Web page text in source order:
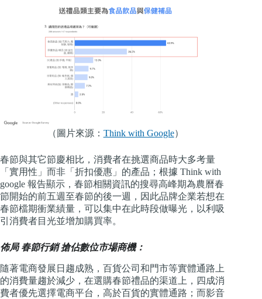
（圖片來源： Think with Google）
春節與其它節慶相比，消費者在挑選商品時大多考量
「實用性」而非「折扣優惠」的產品；根據 Think with
google 報告顯示，春節相關資訊的搜尋高峰期為農曆春
節開始的前五週至春節的後一週，因此品牌企業若想在
春節檔期衝業績量，可以集中在此時段做曝光，以利吸
引消費者目光並增加購買率。
佈局 春節行銷 搶佔數位市場商機：
隨著電商發展日趨成熟，百貨公司和門市等實體通路上
的消費量趨於減少，在選購春節禮品的渠道上，四成消
費者優先選擇電商平台，高於百貨的實體通路；而影音